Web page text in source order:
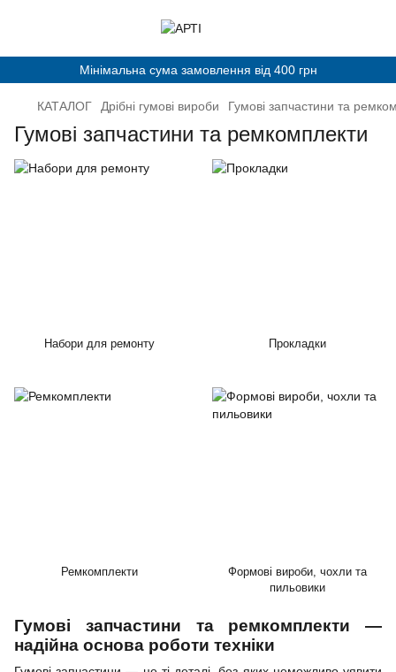
Мінімальна сума замовлення від 400 грн
КАТАЛОГ Дрібні гумові вироби Гумові запчастини та
Гумові запчастини та ремкомплекти
Гумові запчастини та ремкомплекти —
надійна основа роботи техніки
Набори для ремонту Прокладки
Ремкомплекти
Формові вироби, чохли та
пильовики